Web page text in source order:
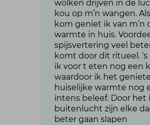
wolken drijven in de
kou op m’n wangen.
kom geniet ik van m’n
warmte in huis.
spijsvertering veel
komt door dit ritueel.
ik voor t eten nog een
waardoor ik het
huiselijke warmte nog
intens beleef. Door het
buitenlucht zijn elke
beter gaan slapen